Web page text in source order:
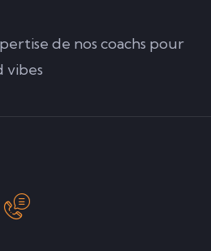
de nos coachs pour
vibes